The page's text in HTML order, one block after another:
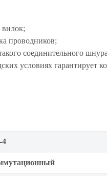
проводников;
соединительного шнура
условиях гарантирует
4